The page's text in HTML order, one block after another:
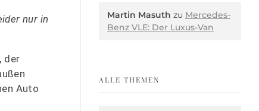
nur in
der
Auto
Martin Masuth zu Mercedes-
Benz VLE: Der Luxus-Van
ALLE THEMEN